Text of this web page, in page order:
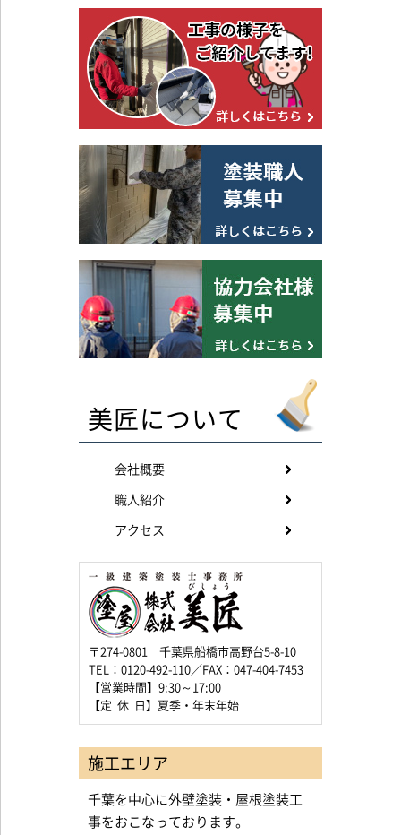
美匠について
会社概要
職人紹介
アクセス
〒274-0801 千葉県船橋市高野台5-8-10
TEL：0120-492-110／FAX：047-404-7453
【営業時間】9:30～17:00
【定 休 日】夏季・年末年始
施工エリア
千葉を中心に外壁塗装・屋根塗装工
事をおこなっております。